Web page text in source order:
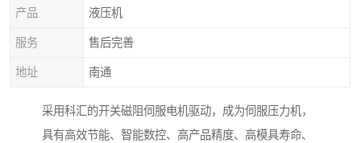
产品 液压机
服务 售后完善
地址 南通
采用科汇的开关磁阻伺服电机驱动，成为伺服压力机，
具有高效节能、智能数控、高产品精度、高模具寿命、